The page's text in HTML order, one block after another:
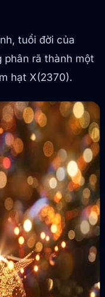
tuổi đời của
phân rã thành một
hạt X(2370).